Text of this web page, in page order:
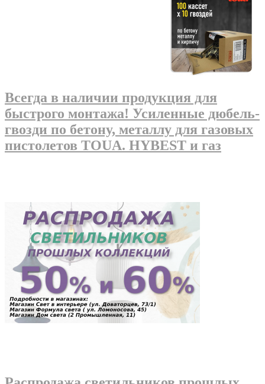
Всегда в наличии продукция для
быстрого монтажа! Усиленные дюбель-
гвозди по бетону, металлу для газовых
пистолетов TOUA. HYBEST и газ